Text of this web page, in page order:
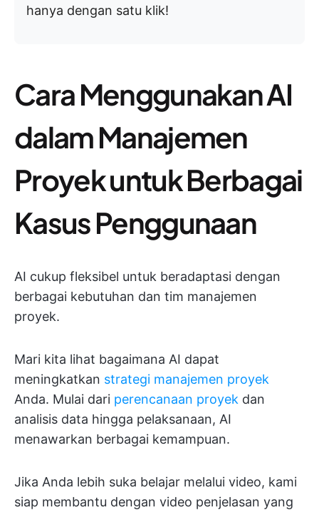
hanya dengan satu klik!
Cara Menggunakan AI
dalam Manajemen
Proyek untuk Berbagai
Kasus Penggunaan
AI cukup fleksibel untuk beradaptasi dengan
berbagai kebutuhan dan tim manajemen
proyek.
Mari kita lihat bagaimana AI dapat
meningkatkan strategi manajemen proyek
Anda. Mulai dari perencanaan proyek dan
analisis data hingga pelaksanaan, AI
menawarkan berbagai kemampuan.
Jika Anda lebih suka belajar melalui video, kami
siap membantu dengan video penjelasan yang